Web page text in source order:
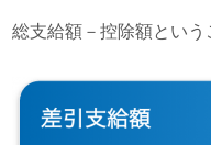
総支給額－控除額という